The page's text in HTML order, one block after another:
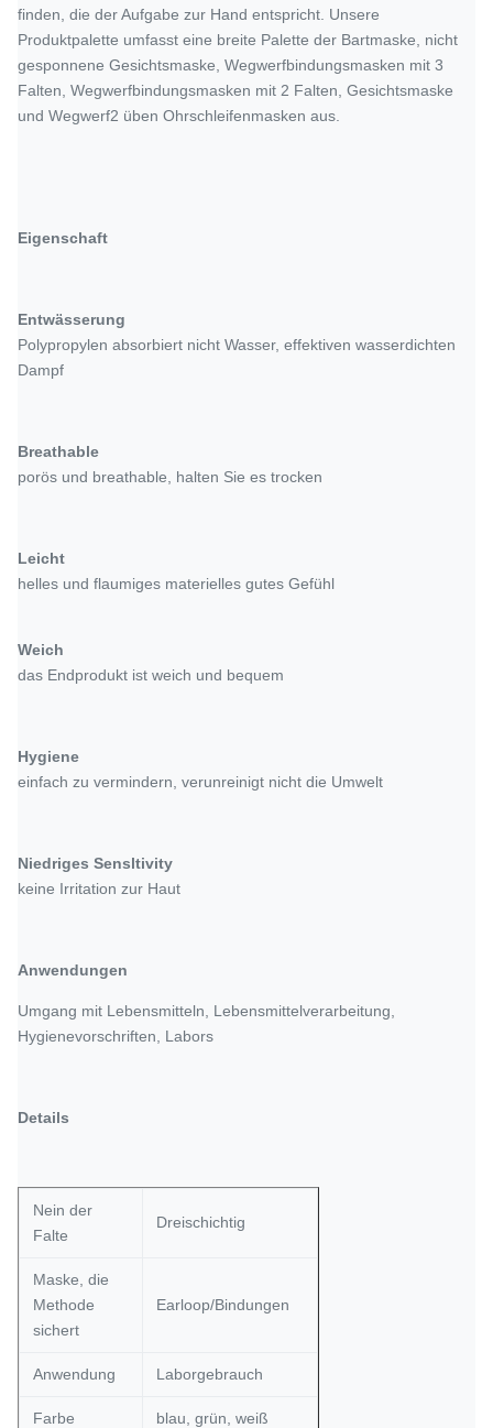
finden, die der Aufgabe zur Hand entspricht. Unsere
Produktpalette umfasst eine breite Palette der Bartmaske, nicht
gesponnene Gesichtsmaske, Wegwerfbindungsmasken mit 3
Falten, Wegwerfbindungsmasken mit 2 Falten, Gesichtsmaske
und Wegwerf2 üben Ohrschleifenmasken aus.
Eigenschaft
Entwässerung
Polypropylen absorbiert nicht Wasser, effektiven wasserdichten
Dampf
Breathable
porös und breathable, halten Sie es trocken
Leicht
helles und flaumiges materielles gutes Gefühl
Weich
das Endprodukt ist weich und bequem
Hygiene
einfach zu vermindern, verunreinigt nicht die Umwelt
Niedriges Sensltivity
keine Irritation zur Haut
Anwendungen
Umgang mit Lebensmitteln, Lebensmittelverarbeitung,
Hygienevorschriften, Labors
Details
Nein der
Falte
Dreischichtig
Maske, die
Methode
sichert
Earloop/Bindungen
Anwendung Laborgebrauch
Farbe blau, grün, weiß